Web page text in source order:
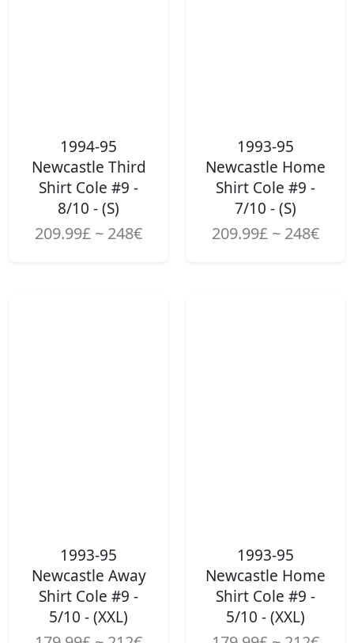
1994-95
Newcastle Third
Shirt Cole #9 -
8/10 - (S)
209.99£ ~ 248€
1993-95
Newcastle Home
Shirt Cole #9 -
7/10 - (S)
209.99£ ~ 248€
1993-95
Newcastle Away
Shirt Cole #9 -
5/10 - (XXL)
1993-95
Newcastle Home
Shirt Cole #9 -
5/10 - (XXL)